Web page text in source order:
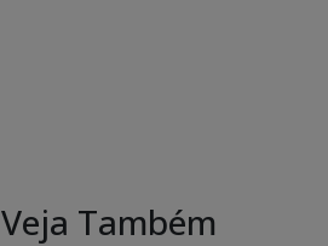
Veja Também